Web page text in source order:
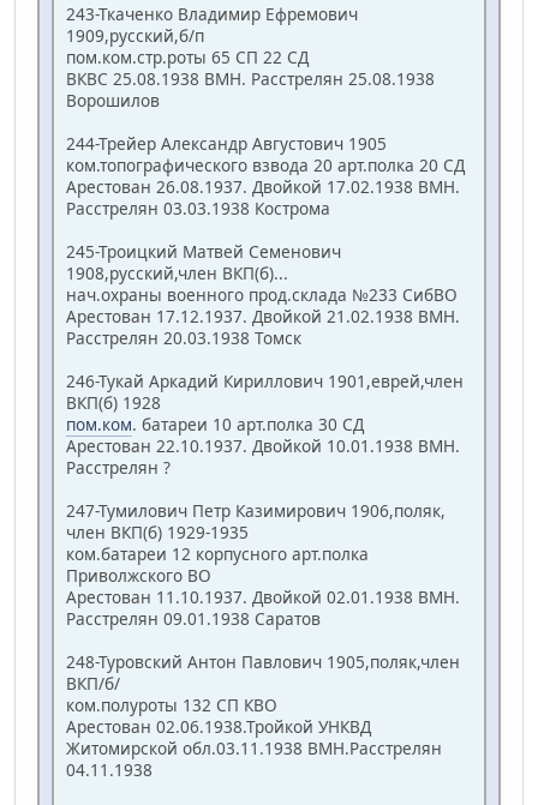
243-Ткаченко Владимир Ефремович
1909,русский,б/п
пом.ком.стр.роты 65 СП 22 СД
ВКВС 25.08.1938 ВМН. Расстрелян 25.08.1938
Ворошилов
244-Трейер Александр Августович 1905
ком.топографического взвода 20 арт.полка 20 СД
Арестован 26.08.1937. Двойкой 17.02.1938 ВМН.
Расстрелян 03.03.1938 Кострома
245-Троицкий Матвей Семенович
1908,русский,член ВКП(б)...
нач.охраны военного прод.склада №233 СибВО
Арестован 17.12.1937. Двойкой 21.02.1938 ВМН.
Расстрелян 20.03.1938 Томск
246-Тукай Аркадий Кириллович 1901,еврей,член
ВКП(б) 1928
пом.ком. батареи 10 арт.полка 30 СД
Арестован 22.10.1937. Двойкой 10.01.1938 ВМН.
Расстрелян ?
247-Тумилович Петр Казимирович 1906,поляк,
член ВКП(б) 1929-1935
ком.батареи 12 корпусного арт.полка
Приволжского ВО
Арестован 11.10.1937. Двойкой 02.01.1938 ВМН.
Расстрелян 09.01.1938 Саратов
248-Туровский Антон Павлович 1905,поляк,член
ВКП/б/
ком.полуроты 132 СП КВО
Арестован 02.06.1938.Тройкой УНКВД
Житомирской обл.03.11.1938 ВМН.Расстрелян
04.11.1938